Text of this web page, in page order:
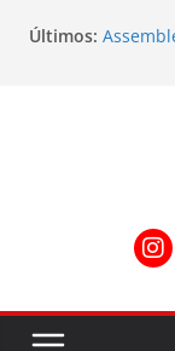
Últimos:
salarial
Nota de
2026/2027